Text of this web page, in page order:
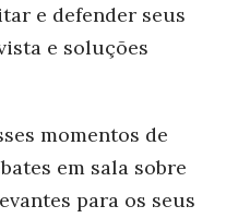
e defender seus
e soluções
momentos de
em sala sobre
para os seus